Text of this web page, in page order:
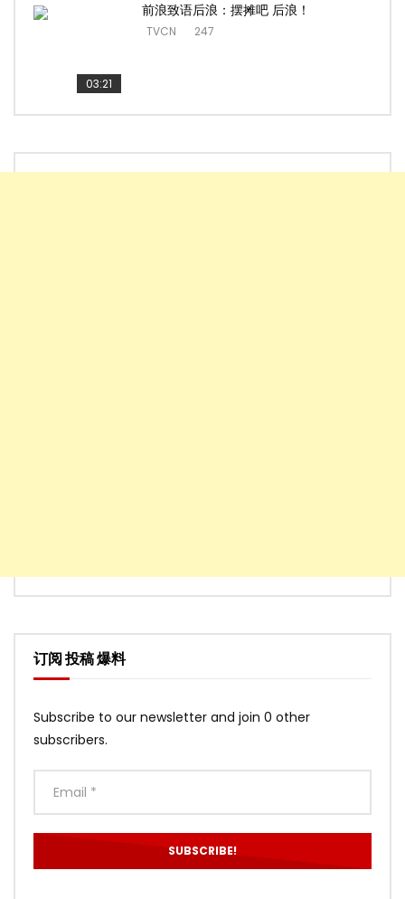
03:21
前浪致语后浪：摆摊吧 后浪！
TVCN 247
订阅 投稿 爆料
Subscribe to our newsletter and join 0 other
subscribers.